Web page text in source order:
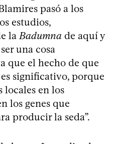
pasó a los
estudios,
la Badumna de aquí y
una cosa
que el hecho de que
significativo, porque
locales en los
los genes que
producir la seda”.